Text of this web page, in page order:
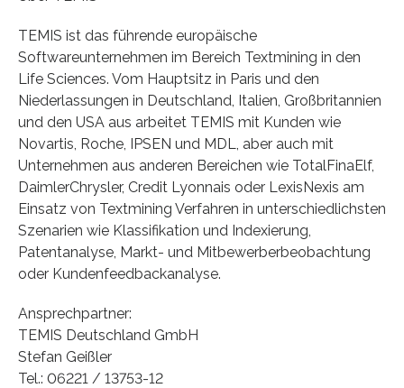
TEMIS ist das führende europäische
Softwareunternehmen im Bereich Textmining in den
Life Sciences. Vom Hauptsitz in Paris und den
Niederlassungen in Deutschland, Italien, Großbritannien
und den USA aus arbeitet TEMIS mit Kunden wie
Novartis, Roche, IPSEN und MDL, aber auch mit
Unternehmen aus anderen Bereichen wie TotalFinaElf,
DaimlerChrysler, Credit Lyonnais oder LexisNexis am
Einsatz von Textmining Verfahren in unterschiedlichsten
Szenarien wie Klassifikation und Indexierung,
Patentanalyse, Markt- und Mitbewerberbeobachtung
oder Kundenfeedbackanalyse.
Ansprechpartner:
TEMIS Deutschland GmbH
Stefan Geißler
Tel.: 06221 / 13753-12